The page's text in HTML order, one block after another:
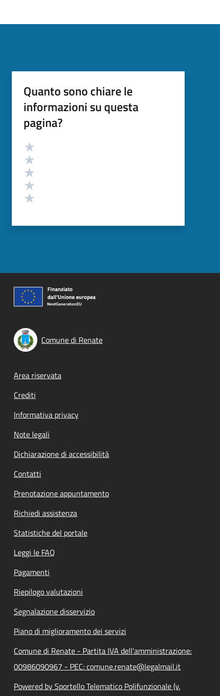
Quanto sono chiare le
informazioni su questa
pagina?
Valutazione
Comune di Renate
Footer menu
Area riservata
Crediti
Informativa privacy
Note legali
Dichiarazione di accessibilità
Contatti
Prenotazione appuntamento
Richiedi assistenza
Statistiche del portale
Leggi le FAQ
Pagamenti
Riepilogo valutazioni
Segnalazione disservizio
Piano di miglioramento dei servizi
Comune di Renate - Partita IVA dell'amministrazione:
00986090967 - PEC: comune.renate@legalmail.it
Powered by Sportello Telematico Polifunzionale (v.